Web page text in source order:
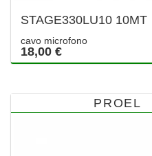
STAGE330LU10 10MT
cavo microfono
18,00 €
PROEL